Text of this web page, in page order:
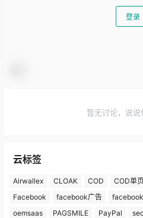
登录
暂无讨论，说说
云标签
Airwallex CLOAK COD COD单
Facebook
facebook广告
oemsaas
PAGSMILE PayPal